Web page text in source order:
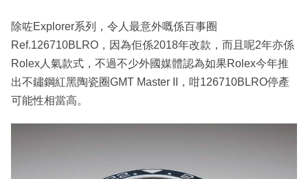
除咗Explorer系列，令人最意外嘅係百事圈
Ref.126710BLRO，因為佢係2018年改款，而且呢2年亦係
Rolex人氣款式，不過不少外國媒體認為如果Rolex今年推
出不鏽鋼紅黑陶瓷圈GMT Master II，咁126710BLRO停產
可能性相當高。